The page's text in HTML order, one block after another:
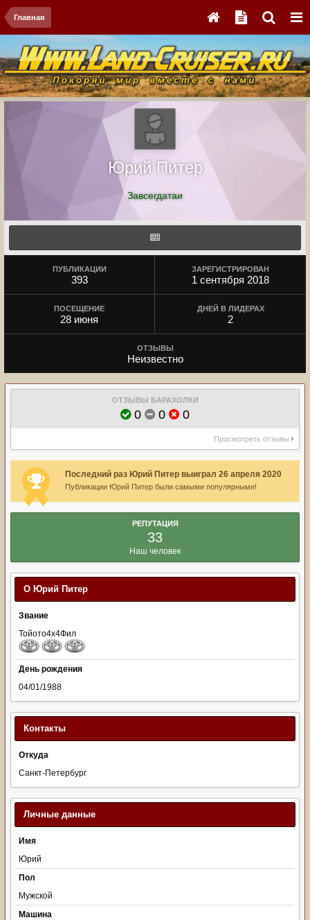
Главная
Юрий Питер
Завсегдатаи
ПУБЛИКАЦИИ
393
ЗАРЕГИСТРИРОВАН
1 сентября 2018
ПОСЕЩЕНИЕ
28 июня
ДНЕЙ В ЛИДЕРАХ
2
ОТЗЫВЫ
Неизвестно
ОТЗЫВЫ БАРАХОЛКИ
0 0 0
Просмотреть отзывы
Последний раз Юрий Питер выиграл 26 апреля 2020
Публикации Юрий Питер были самыми популярными!
РЕПУТАЦИЯ
33
Наш человек
О Юрий Питер
Звание
Тойото4х4Фил
День рождения
04/01/1988
Контакты
Откуда
Санкт-Петербург
Личные данные
Имя
Юрий
Пол
Мужской
Машина